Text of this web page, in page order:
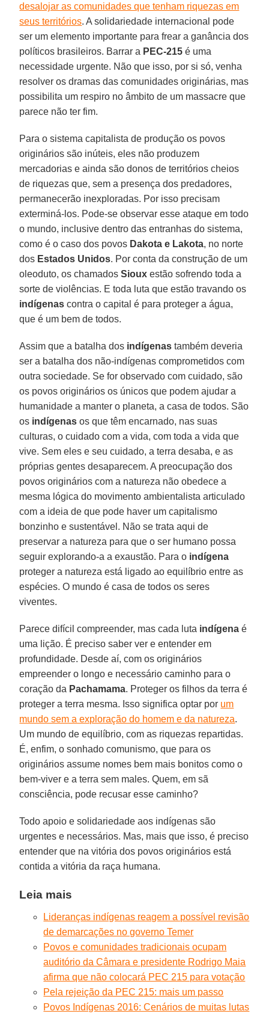
desalojar as comunidades que tenham riquezas em
seus territórios. A solidariedade internacional pode
ser um elemento importante para frear a ganância dos
políticos brasileiros. Barrar a PEC-215 é uma
necessidade urgente. Não que isso, por si só, venha
resolver os dramas das comunidades originárias, mas
possibilita um respiro no âmbito de um massacre que
parece não ter fim.
Para o sistema capitalista de produção os povos
originários são inúteis, eles não produzem
mercadorias e ainda são donos de territórios cheios
de riquezas que, sem a presença dos predadores,
permanecerão inexploradas. Por isso precisam
exterminá-los. Pode-se observar esse ataque em todo
o mundo, inclusive dentro das entranhas do sistema,
como é o caso dos povos Dakota e Lakota, no norte
dos Estados Unidos. Por conta da construção de um
oleoduto, os chamadosSioux estão sofrendo toda a
sorte de violências. E toda luta que estão travando os
indígenas contra o capital é para proteger a água,
que é um bem de todos.
Assim que a batalha dos indígenas também deveria
ser a batalha dos não-indígenas comprometidos com
outra sociedade. Se for observado com cuidado, são
os povos originários os únicos que podem ajudar a
humanidade a manter o planeta, a casa de todos. São
os indígenas os que têm encarnado, nas suas
culturas, o cuidado com a vida, com toda a vida que
vive. Sem eles e seu cuidado, a terra desaba, e as
próprias gentes desaparecem. A preocupação dos
povos originários com a natureza não obedece a
mesma lógica do movimento ambientalista articulado
com a ideia de que pode haver um capitalismo
bonzinho e sustentável. Não se trata aqui de
preservar a natureza para que o ser humano possa
seguir explorando-a a exaustão. Para o indígena
proteger a natureza está ligado ao equilíbrio entre as
espécies. O mundo é casa de todos os seres
viventes.
Parece difícil compreender, mas cada luta indígena é
uma lição. É preciso saber ver e entender em
profundidade. Desde aí, com os originários
empreender o longo e necessário caminho para o
coração da Pachamama. Proteger os filhos da terra é
proteger a terra mesma. Isso significa optar por um
mundo sem a exploração do homem e da natureza.
Um mundo de equilíbrio, com as riquezas repartidas.
É, enfim, o sonhado comunismo, que para os
originários assume nomes bem mais bonitos como o
bem-viver e a terra sem males. Quem, em sã
consciência, pode recusar esse caminho?
Todo apoio e solidariedade aos indígenas são
urgentes e necessários. Mas, mais que isso, é preciso
entender que na vitória dos povos originários está
contida a vitória da raça humana.
Leia mais
Lideranças indígenas reagem a possível revisão
de demarcações no governo Temer
Povos e comunidades tradicionais ocupam
auditório da Câmara e presidente Rodrigo Maia
afirma que não colocará PEC 215 para votação
Pela rejeição da PEC 215: mais um passo
Povos Indígenas 2016: Cenários de muitas lutas